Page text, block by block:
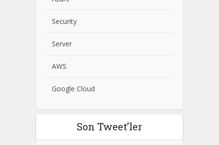
Security
Server
AWS
Google Cloud
Son Tweet’ler